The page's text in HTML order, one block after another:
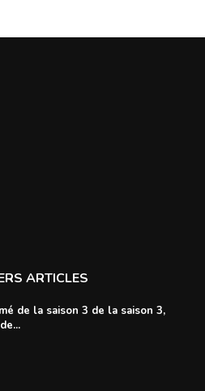
ARTICLES
de la saison 3 de la saison 3,